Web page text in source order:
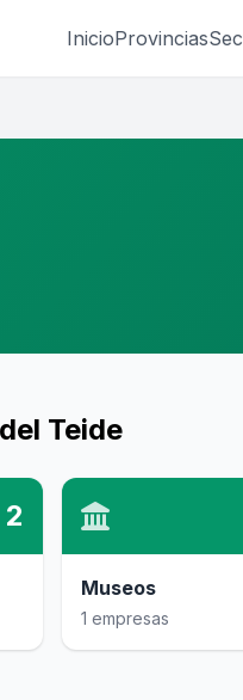
InicioProvincias
Teide
2
Museos
1 empresas